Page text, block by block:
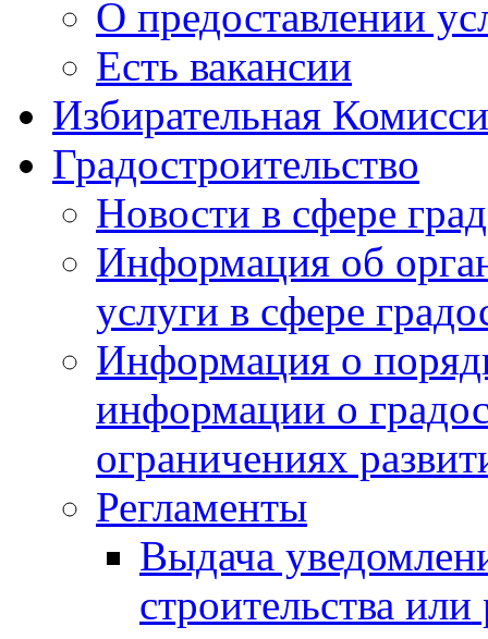
О предоставлении
Есть вакансии
Избирательная
Градостроительство
Новости в сфере
Информация об
услуги в сфере
Информация о
информации о
ограничениях
Регламенты
Выдача
строительства